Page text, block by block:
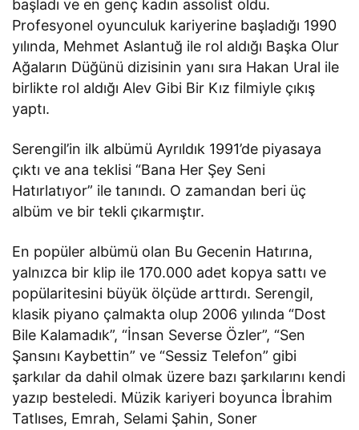
başladı ve en genç kadın assolist oldu.
Profesyonel oyunculuk kariyerine başladığı 1990
yılında, Mehmet Aslantuğ ile rol aldığı Başka Olur
Ağaların Düğünü dizisinin yanı sıra Hakan Ural ile
birlikte rol aldığı Alev Gibi Bir Kız filmiyle çıkış
yaptı.
Serengil’in ilk albümü Ayrıldık 1991’de piyasaya
çıktı ve ana teklisi “Bana Her Şey Seni
Hatırlatıyor” ile tanındı. O zamandan beri üç
albüm ve bir tekli çıkarmıştır.
En popüler albümü olan Bu Gecenin Hatırına,
yalnızca bir klip ile 170.000 adet kopya sattı ve
popülaritesini büyük ölçüde arttırdı. Serengil,
klasik piyano çalmakta olup 2006 yılında “Dost
Bile Kalamadık”, “İnsan Severse Özler”, “Sen
Şansını Kaybettin” ve “Sessiz Telefon” gibi
şarkılar da dahil olmak üzere bazı şarkılarını kendi
yazıp besteledi. Müzik kariyeri boyunca İbrahim
Tatlıses, Emrah, Selami Şahin, Soner